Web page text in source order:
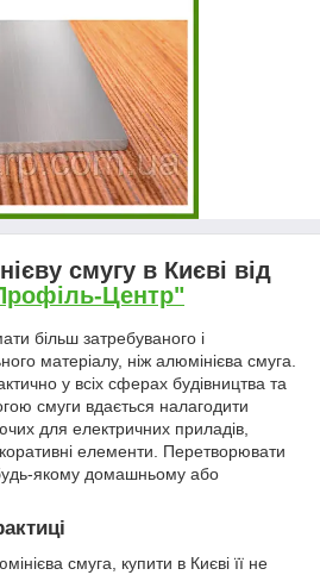
смугу в Києві від
Центр"
більш затребуваного і
матеріалу, ніж алюмінієва смуга.
у всіх сферах будівництва та
смуги вдається налагодити
для електричних приладів,
елементи. Перетворювати
якому домашньому або
смуга, купити в Києві її не